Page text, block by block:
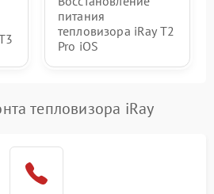
питания
тепловизора iRay T2
Pro iOS
тепловизора iRay